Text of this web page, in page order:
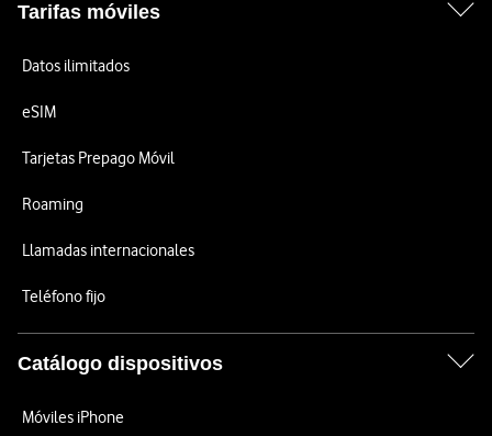
Tarifas móviles
Datos ilimitados
eSIM
Tarjetas Prepago Móvil
Roaming
Llamadas internacionales
Teléfono fijo
Catálogo dispositivos
Móviles iPhone